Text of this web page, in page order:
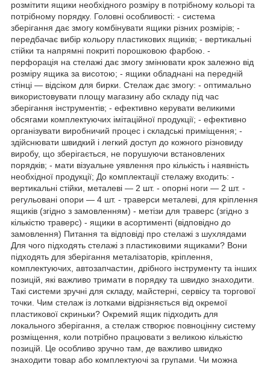
розмітити ящики необхідного розміру в потрібному кольорі та
потрібному порядку. Головні особливості: - система
зберігання дає змогу комбінувати ящики різних розмірів; -
передбачає вибір кольору пластикових ящиків; - вертикальні
стійки та напрямні покриті порошковою фарбою. -
перфорація на стелажі дає змогу змінювати крок залежно від
розміру ящика за висотою; - ящики обладнані на передній
стінці — відсіком для бирки. Стелаж дає змогу: - оптимально
використовувати площу магазину або складу під час
зберігання інструментів; - ефективно керувати великими
обсягами комплектуючих імітаційної продукції; - ефективно
організувати виробничий процес і складські приміщення; -
здійснювати швидкий і легкий доступ до кожного різновиду
виробу, що зберігається, не порушуючи встановлених
порядків; - мати візуальне уявлення про кількість і наявність
необхідної продукції; До комплектації стелажу входить: -
вертикальні стійки, металеві — 2 шт. - опорні ноги — 2 шт. -
регульовані опори — 4 шт. - траверси металеві, для кріплення
ящиків (згідно з замовленням) - метізи для траверс (згідно з
кількістю траверс) - ящики в асортименті (відповідно до
замовлення) Питання та відповіді про стелажі з шухлядами
Для чого підходять стелажі з пластиковими ящиками? Вони
підходять для зберігання металізаторів, кріплення,
комплектуючих, автозапчастин, дрібного інструменту та інших
позицій, які важливо тримати в порядку та швидко знаходити.
Такі системи зручні для складу, майстерні, сервісу та торгової
точки. Чим стелаж із лотками відрізняється від окремої
пластикової скриньки? Окремий ящик підходить для
локального зберігання, а стелаж створює повноцінну систему
розміщення, коли потрібно працювати з великою кількістю
позицій. Це особливо зручно там, де важливо швидко
знаходити товар або комплектуючі за групами. Чи можна